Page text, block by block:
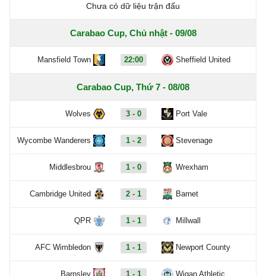
Chưa có dữ liệu trận đấu
Carabao Cup, Chủ nhật - 09/08
Mansfield Town 22:00 Sheffield United
Carabao Cup, Thứ 7 - 08/08
Wolves 3 - 0 Port Vale
Wycombe Wanderers 1 - 2 Stevenage
Middlesbrou 1 - 0 Wrexham
Cambridge United 2 - 1 Barnet
QPR 1 - 1 Millwall
AFC Wimbledon 1 - 1 Newport County
Barnsley 1 - 1 Wigan Athletic